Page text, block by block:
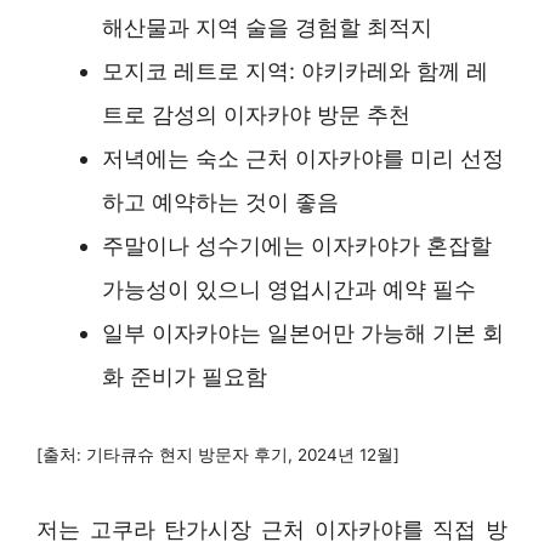
해산물과 지역 술을 경험할 최적지
모지코 레트로 지역: 야키카레와 함께 레
트로 감성의 이자카야 방문 추천
저녁에는 숙소 근처 이자카야를 미리 선정
하고 예약하는 것이 좋음
주말이나 성수기에는 이자카야가 혼잡할
가능성이 있으니 영업시간과 예약 필수
일부 이자카야는 일본어만 가능해 기본 회
화 준비가 필요함
[출처: 기타큐슈 현지 방문자 후기, 2024년 12월]
저는 고쿠라 탄가시장 근처 이자카야를 직접 방